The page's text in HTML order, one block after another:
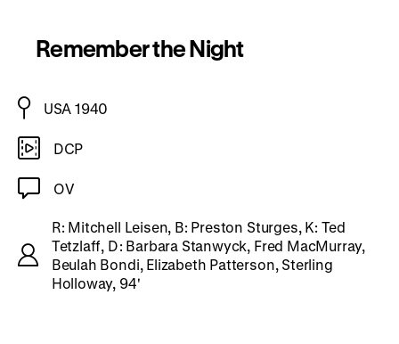
Remember the Night
USA 1940
DCP
OV
R: Mitchell Leisen, B: Preston Sturges, K: Ted
Tetzlaff, D: Barbara Stanwyck, Fred MacMurray,
Beulah Bondi, Elizabeth Patterson, Sterling
Holloway, 94'